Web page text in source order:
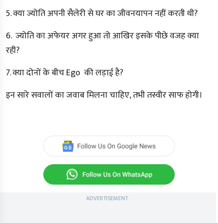
5. क्या ज्योति अपनी सैलेरी से घर का जीवनयापन नहीं करती थी?
6. ज्योति का अफेयर अगर हुआ तो आखिर इसके पीछे वजह क्या
रही?
7. क्या दोनों के बीच Ego की लड़ाई है?
इन सारे सवालों का जवाब मिलना चाहिए, तभी तस्वीर साफ होगी।
ADVERTISEMENT